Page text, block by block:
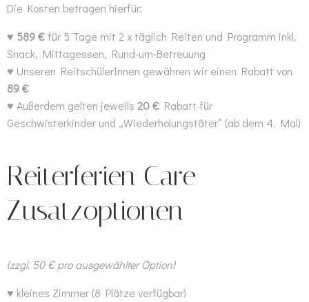
Die Kosten betragen hierfür:
♥ 589 € für 5 Tage mit 2 x täglich Reiten und Programm inkl.
Snack, Mittagessen, Rund-um-Betreuung
♥ Unseren ReitschülerInnen gewähren wir einen Rabatt von
89 €
♥ Außerdem gelten jeweils 20 € Rabatt für
Geschwisterkinder und „Wiederholungstäter“ (ab dem 4. Mal)
Reiterferien Care –
Zusatzoptionen
(zzgl. 50 € pro ausgewählter Option)
♥ kleines Zimmer (8 Plätze verfügbar)